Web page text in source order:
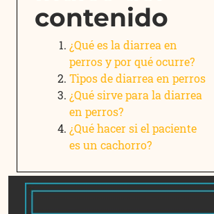
contenido
¿Qué es la diarrea en
perros y por qué ocurre?
Tipos de diarrea en perros
¿Qué sirve para la diarrea
en perros?
¿Qué hacer si el paciente
es un cachorro?